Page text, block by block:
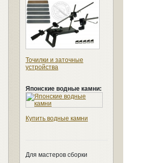
Точилки и заточные
устройства
Японские водные камни:
Купить водные камни
Для мастеров сборки